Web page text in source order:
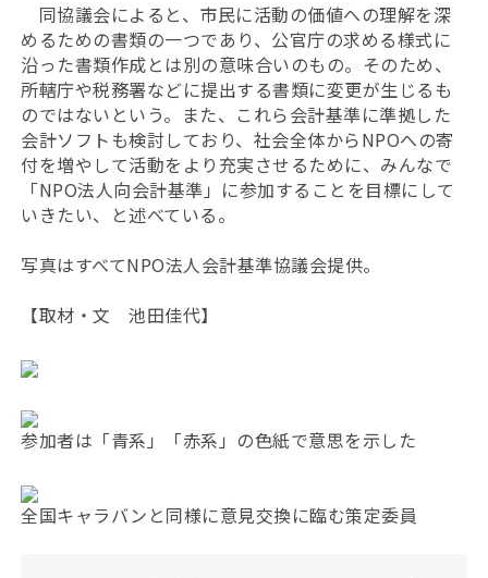
同協議会によると、市民に活動の価値への理解を深
めるための書類の一つであり、公官庁の求める様式に
沿った書類作成とは別の意味合いのもの。そのため、
所轄庁や税務署などに提出する書類に変更が生じるも
のではないという。また、これら会計基準に準拠した
会計ソフトも検討しており、社会全体からNPOへの寄
付を増やして活動をより充実させるために、みんなで
「NPO法人向会計基準」に参加することを目標にして
いきたい、と述べている。
写真はすべてNPO法人会計基準協議会提供。
【取材・文 池田佳代】
参加者は「青系」「赤系」の色紙で意思を示した
全国キャラバンと同様に意見交換に臨む策定委員